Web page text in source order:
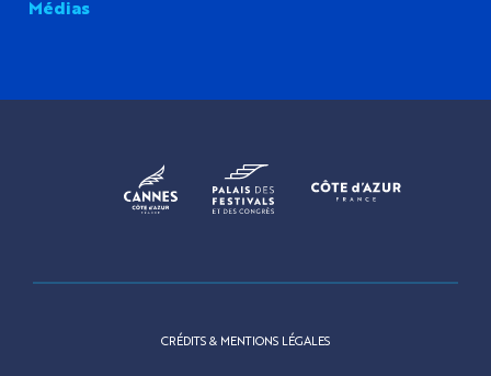
Médias
CRÉDITS & MENTIONS LÉGALES